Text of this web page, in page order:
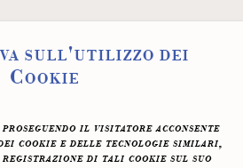
sull'utilizzo dei
Cookie
il visitatore acconsente
cookie e delle tecnologie similari,
di tali cookie sul suo